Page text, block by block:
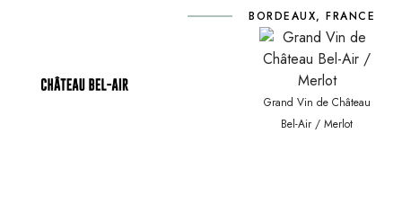
BORDEAUX, FRANCE
Grand Vin de Château
Bel-Air / Merlot